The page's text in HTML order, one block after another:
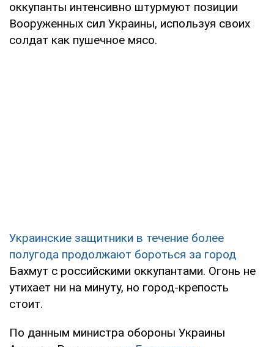
оккупанты интенсивно штурмуют позиции
Вооруженных сил Украины, используя своих
солдат как пушечное мясо.
Украинские защитники в течение более
полугода продолжают бороться за город
Бахмут с российскими оккупантами. Огонь не
утихает ни на минуту, но город-крепость
стоит.
По данным министра обороны Украины